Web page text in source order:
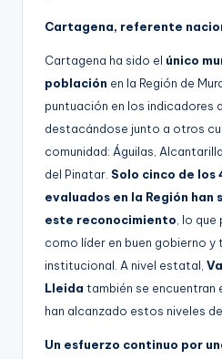
Cartagena, referente
Cartagena ha sido el único
población en la Región de
puntuación en los indicadores
destacándose junto a otros
comunidad: Águilas,
del Pinatar. Solo cinco de
evaluados en la Región han
este reconocimiento, lo
como líder en buen gobierno y
institucional. A nivel estatal,
Lleida también se encuentran
han alcanzado estos niveles
Un esfuerzo continuo por